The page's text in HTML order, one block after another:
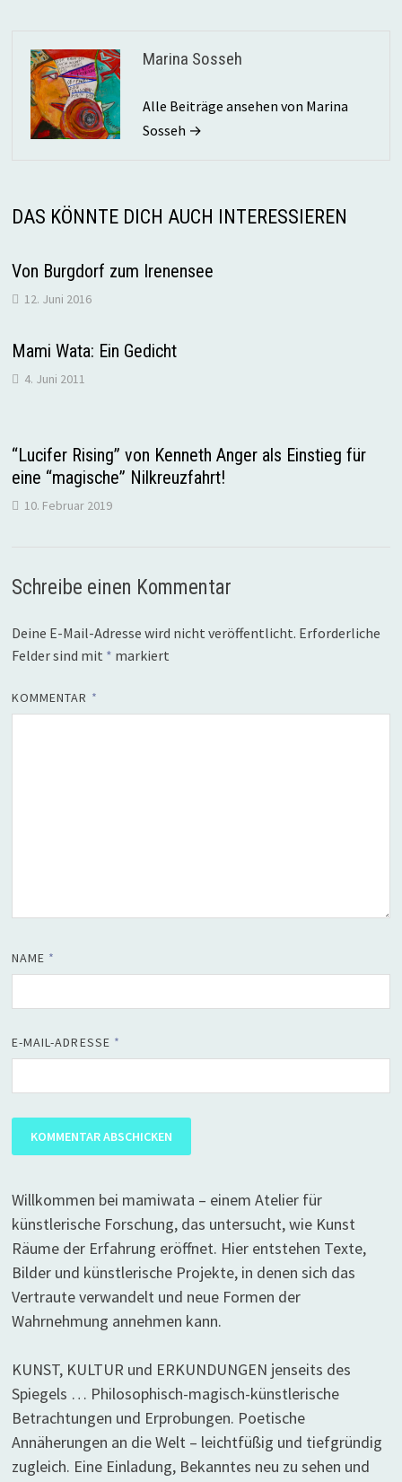
Marina Sosseh
Alle Beiträge ansehen von Marina
Sosseh →
DAS KÖNNTE DICH AUCH INTERESSIEREN
Von Burgdorf zum Irenensee
12. Juni 2016
Mami Wata: Ein Gedicht
4. Juni 2011
“Lucifer Rising” von Kenneth Anger als Einstieg für
eine “magische” Nilkreuzfahrt!
10. Februar 2019
Schreibe einen Kommentar
Deine E-Mail-Adresse wird nicht veröffentlicht. Erforderliche
Felder sind mit * markiert
KOMMENTAR *
NAME *
E-MAIL-ADRESSE *
Willkommen bei mamiwata – einem Atelier für
künstlerische Forschung, das untersucht, wie Kunst
Räume der Erfahrung eröffnet. Hier entstehen Texte,
Bilder und künstlerische Projekte, in denen sich das
Vertraute verwandelt und neue Formen der
Wahrnehmung annehmen kann.
KUNST, KULTUR und ERKUNDUNGEN jenseits des
Spiegels … Philosophisch-magisch-künstlerische
Betrachtungen und Erprobungen. Poetische
Annäherungen an die Welt – leichtfüßig und tiefgründig
zugleich. Eine Einladung, Bekanntes neu zu sehen und